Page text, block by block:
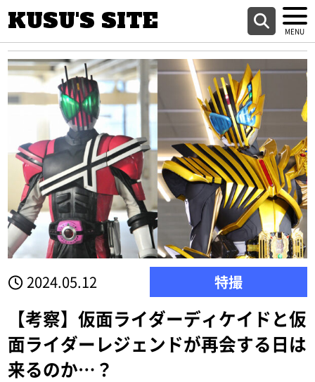
KUSU'S SITE
2024.05.12 特撮
【考察】仮面ライダーディケイドと仮
面ライダーレジェンドが再会する日は
来るのか…？